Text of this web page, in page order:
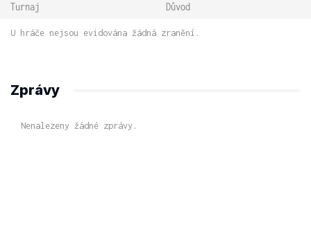
Turnaj Důvod
U hráče nejsou evidována žádná zranění.
Zprávy
Nenalezeny žádné zprávy.